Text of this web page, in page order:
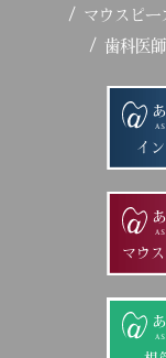
マウスピー
歯科医
イ
マウ